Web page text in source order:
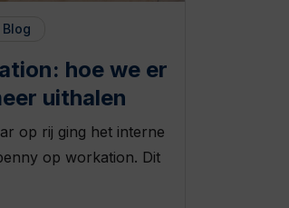
Blog
hoe we er
uithalen
op rij ging het interne
op workation. Dit